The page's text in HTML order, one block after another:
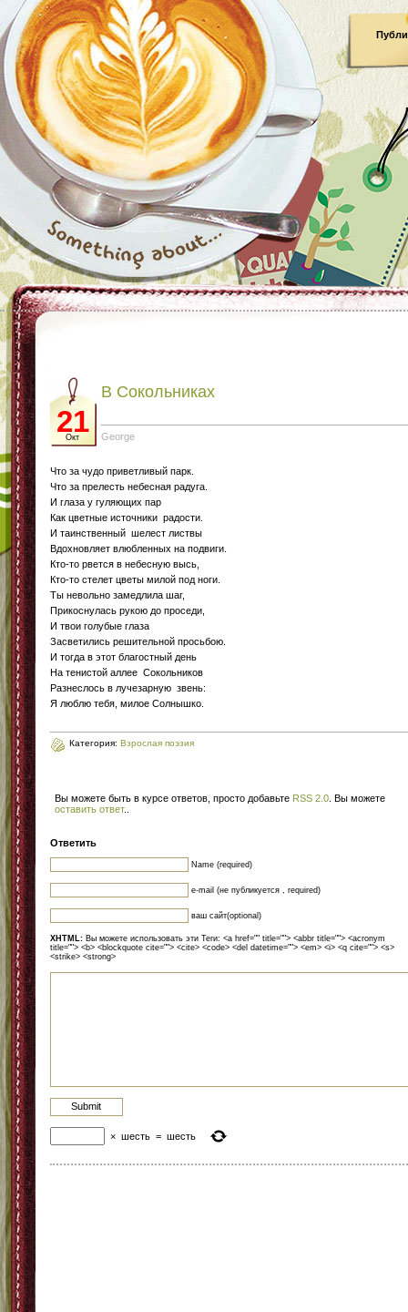
21
Окт
В Сокольниках
George
Что за чудо приветливый парк.
Что за прелесть небесная радуга.
И глаза у гуляющих пар
Как цветные источники радости.
И таинственный шелест листвы
Вдохновляет влюбленных на подвиги.
Кто-то рвется в небесную высь,
Кто-то стелет цветы милой под ноги.
Ты невольно замедлила шаг,
Прикоснулась рукою до проседи,
И твои голубые глаза
Засветились решительной просьбою.
И тогда в этот благостный день
На тенистой аллее Сокольников
Разнеслось в лучезарную звень:
Я люблю тебя, милое Солнышко.
Категория: Взрослая поэзия
Вы можете быть в курсе ответов, просто добавьте RSS 2.0 . Вы можете
оставить ответ.
Ответить
Name (required)
e-mail (не публикуется , required)
ваш сайт(optional)
XHTML: Вы можете использовать эти Теги: <a href="" title=""> <abbr title=""> <acronym
title=""> <b> <blockquote cite=""> <cite> <code> <del datetime=""> <em> <i> <q cite=""> <s>
<strike> <strong>
× шесть = шесть